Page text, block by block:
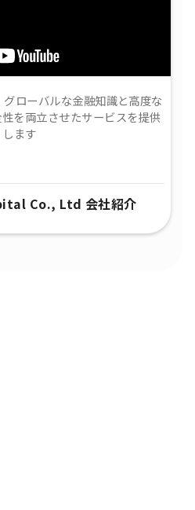
ローバルな金融知識と高度な
を両立させたサービスを提供
します
Co., Ltd 会社紹介